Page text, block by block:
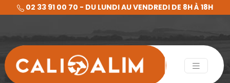
02 33 91 00 70 - DU LUNDI AU VENDREDI DE 8H À 18H